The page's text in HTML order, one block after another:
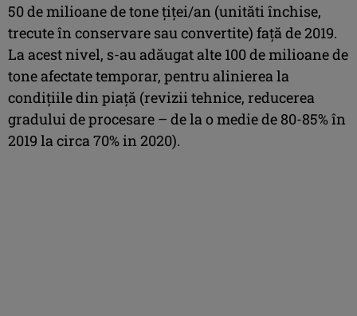
50 de milioane de tone țiței/an (unităti închise,
trecute în conservare sau convertite) față de 2019.
La acest nivel, s-au adăugat alte 100 de milioane de
tone afectate temporar, pentru alinierea la
condițiile din piață (revizii tehnice, reducerea
gradului de procesare – de la o medie de 80-85% în
2019 la circa 70% in 2020).